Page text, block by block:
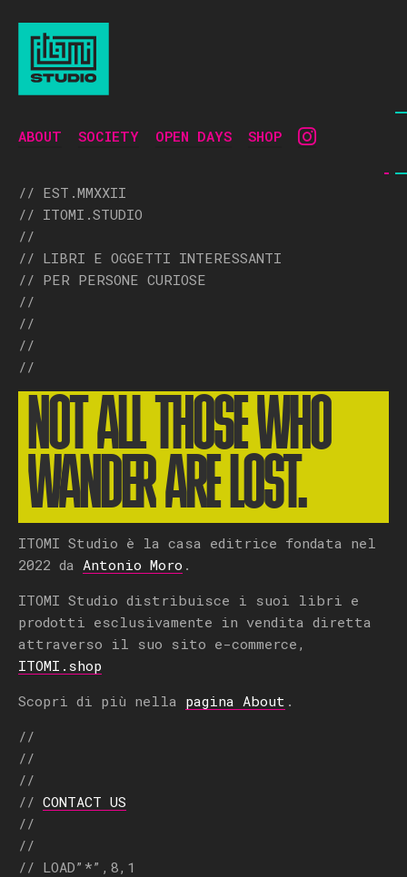
ABOUT SOCIETY OPEN DAYS SHOP
// EST.MMXXII
// ITOMI.STUDIO
//
// LIBRI E OGGETTI INTERESSANTI
// PER PERSONE CURIOSE
//
//
//
//
NOT ALL THOSE WHO
WANDER ARE LOST.
ITOMI Studio è la casa editrice fondata nel
2022 da Antonio Moro .
ITOMI Studio distribuisce i suoi libri e
prodotti esclusivamente in vendita diretta
attraverso il suo sito e-commerce,
ITOMI.shop
Scopri di più nella pagina About .
//
//
//
// CONTACT US
//
//
// LOAD”*”,8,1